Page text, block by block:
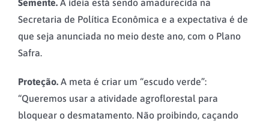
Semente. A ideia está sendo amadurecida na
Secretaria de Política Econômica e a expectativa é de
que seja anunciada no meio deste ano, com o Plano
Safra.
Proteção. A meta é criar um “escudo verde”:
“Queremos usar a atividade agroflorestal para
bloquear o desmatamento. Não proibindo, caçando